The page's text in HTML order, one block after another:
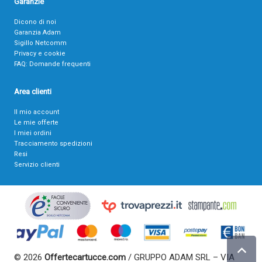
Dicono di noi
Garanzia Adam
Sigillo Netcomm
Privacy e cookie
FAQ: Domande frequenti
Area clienti
Il mio account
Le mie offerte
I miei ordini
Tracciamento spedizioni
Resi
Servizio clienti
© 2026 Offertecartucce.com / GRUPPO ADAM SRL – VIA